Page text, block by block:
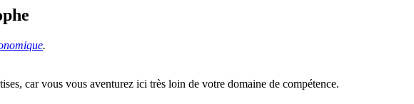
.
car vous vous aventurez ici très loin de votre domaine de compétence.